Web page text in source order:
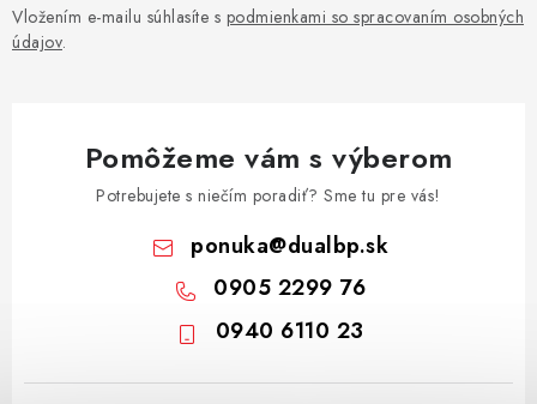
Vložením e-mailu súhlasíte s podmienkami so spracovaním osobných
údajov.
Pomôžeme vám s výberom
Potrebujete s niečím poradiť? Sme tu pre vás!
ponuka@dualbp.sk
0905 2299 76
0940 6110 23